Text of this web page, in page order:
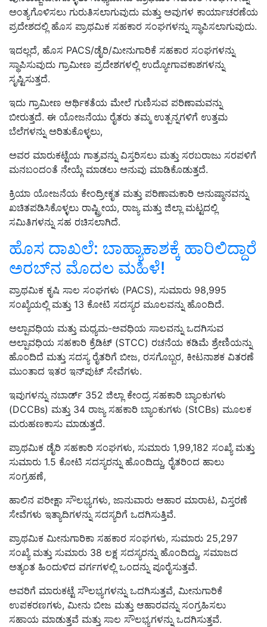
ಅಂತ್ಯಗೊಳಿಸಲು ಗುರುತಿಸಲಾಗುವುದು ಮತ್ತು ಅವುಗಳ ಕಾರ್ಯಾಚರಣೆಯ
ಪ್ರದೇಶದಲ್ಲಿ ಹೊಸ ಪ್ರಾಥಮಿಕ ಸಹಕಾರ ಸಂಘಗಳನ್ನು ಸ್ಥಾಪಿಸಲಾಗುವುದು.
ಇದಲ್ಲದೆ, ಹೊಸ PACS/ಡೈರಿ/ಮೀನುಗಾರಿಕೆ ಸಹಕಾರ ಸಂಘಗಳನ್ನು
ಸ್ಥಾಪಿಸುವುದು ಗ್ರಾಮೀಣ ಪ್ರದೇಶಗಳಲ್ಲಿ ಉದ್ಯೋಗಾವಕಾಶಗಳನ್ನು
ಸೃಷ್ಟಿಸುತ್ತದೆ.
ಇದು ಗ್ರಾಮೀಣ ಆರ್ಥಿಕತೆಯ ಮೇಲೆ ಗುಣಿಸುವ ಪರಿಣಾಮವನ್ನು
ಬೀರುತ್ತದೆ. ಈ ಯೋಜನೆಯು ರೈತರು ತಮ್ಮ ಉತ್ಪನ್ನಗಳಿಗೆ ಉತ್ತಮ
ಬೆಲೆಗಳನ್ನು ಅರಿತುಕೊಳ್ಳಲು,
ಅವರ ಮಾರುಕಟ್ಟೆಯ ಗಾತ್ರವನ್ನು ವಿಸ್ತರಿಸಲು ಮತ್ತು ಸರಬರಾಜು ಸರಪಳಿಗೆ
ಮನಬಂದಂತೆ ನೇಯ್ಗೆ ಮಾಡಲು ಅನುವು ಮಾಡಿಕೊಡುತ್ತದೆ.
ಕ್ರಿಯಾ ಯೋಜನೆಯ ಕೇಂದ್ರೀಕೃತ ಮತ್ತು ಪರಿಣಾಮಕಾರಿ ಅನುಷ್ಠಾನವನ್ನು
ಖಚಿತಪಡಿಸಿಕೊಳ್ಳಲು ರಾಷ್ಟ್ರೀಯ, ರಾಜ್ಯ ಮತ್ತು ಜಿಲ್ಲಾ ಮಟ್ಟದಲ್ಲಿ
ಸಮಿತಿಗಳನ್ನು ಸಹ ರಚಿಸಲಾಗಿದೆ.
ಹೊಸ ದಾಖಲೆ: ಬಾಹ್ಯಾಕಾಶಕ್ಕೆ ಹಾರಿಲಿದ್ದಾರೆ
ಅರಬ್‌ನ ಮೊದಲ ಮಹಿಳೆ!
ಪ್ರಾಥಮಿಕ ಕೃಷಿ ಸಾಲ ಸಂಘಗಳು (PACS), ಸುಮಾರು 98,995
ಸಂಖ್ಯೆಯಲ್ಲಿ ಮತ್ತು 13 ಕೋಟಿ ಸದಸ್ಯರ ಮೂಲವನ್ನು ಹೊಂದಿದೆ.
ಅಲ್ಪಾವಧಿಯ ಮತ್ತು ಮಧ್ಯಮ-ಅವಧಿಯ ಸಾಲವನ್ನು ಒದಗಿಸುವ
ಅಲ್ಪಾವಧಿಯ ಸಹಕಾರಿ ಕ್ರೆಡಿಟ್ (STCC) ರಚನೆಯ ಕಡಿಮೆ ಶ್ರೇಣಿಯನ್ನು
ಹೊಂದಿದೆ ಮತ್ತು ಸದಸ್ಯ ರೈತರಿಗೆ ಬೀಜ, ರಸಗೊಬ್ಬರ, ಕೀಟನಾಶಕ ವಿತರಣೆ
ಮುಂತಾದ ಇತರ ಇನ್‌ಪುಟ್ ಸೇವೆಗಳು.
ಇವುಗಳನ್ನು ನಬಾರ್ಡ್ 352 ಜಿಲ್ಲಾ ಕೇಂದ್ರ ಸಹಕಾರಿ ಬ್ಯಾಂಕುಗಳು
(DCCBs) ಮತ್ತು 34 ರಾಜ್ಯ ಸಹಕಾರಿ ಬ್ಯಾಂಕುಗಳು (StCBs) ಮೂಲಕ
ಮರುಹಣಕಾಸು ಮಾಡುತ್ತದೆ.
ಪ್ರಾಥಮಿಕ ಡೈರಿ ಸಹಕಾರಿ ಸಂಘಗಳು, ಸುಮಾರು 1,99,182 ಸಂಖ್ಯೆ ಮತ್ತು
ಸುಮಾರು 1.5 ಕೋಟಿ ಸದಸ್ಯರನ್ನು ಹೊಂದಿದ್ದು, ರೈತರಿಂದ ಹಾಲು
ಸಂಗ್ರಹಣೆ,
ಹಾಲಿನ ಪರೀಕ್ಷಾ ಸೌಲಭ್ಯಗಳು, ಜಾನುವಾರು ಆಹಾರ ಮಾರಾಟ, ವಿಸ್ತರಣೆ
ಸೇವೆಗಳು ಇತ್ಯಾದಿಗಳನ್ನು ಸದಸ್ಯರಿಗೆ ಒದಗಿಸುತ್ತಿವೆ.
ಪ್ರಾಥಮಿಕ ಮೀನುಗಾರಿಕಾ ಸಹಕಾರ ಸಂಘಗಳು, ಸುಮಾರು 25,297
ಸಂಖ್ಯೆ ಮತ್ತು ಸುಮಾರು 38 ಲಕ್ಷ ಸದಸ್ಯರನ್ನು ಹೊಂದಿದ್ದು, ಸಮಾಜದ
ಅತ್ಯಂತ ಹಿಂದುಳಿದ ವರ್ಗಗಳಲ್ಲಿ ಒಂದನ್ನು ಪೂರೈಸುತ್ತವೆ.
ಅವರಿಗೆ ಮಾರುಕಟ್ಟೆ ಸೌಲಭ್ಯಗಳನ್ನು ಒದಗಿಸುತ್ತವೆ, ಮೀನುಗಾರಿಕೆ
ಉಪಕರಣಗಳು, ಮೀನು ಬೀಜ ಮತ್ತು ಆಹಾರವನ್ನು ಸಂಗ್ರಹಿಸಲು
ಸಹಾಯ ಮಾಡುತ್ತವೆ ಮತ್ತು ಸಾಲ ಸೌಲಭ್ಯಗಳನ್ನು ಒದಗಿಸುತ್ತವೆ.